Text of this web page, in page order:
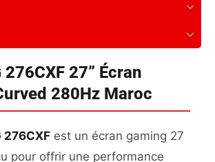
276CXF 27” Écran
280Hz Maroc
276CXF est un écran gaming 27
pour offrir une performance